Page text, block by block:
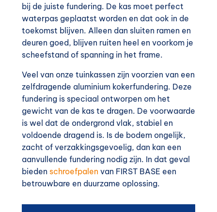
bij de juiste fundering. De kas moet perfect
waterpas geplaatst worden en dat ook in de
toekomst blijven. Alleen dan sluiten ramen en
deuren goed, blijven ruiten heel en voorkom je
scheefstand of spanning in het frame.
Veel van onze tuinkassen zijn voorzien van een
zelfdragende aluminium kokerfundering. Deze
fundering is speciaal ontworpen om het
gewicht van de kas te dragen. De voorwaarde
is wel dat de ondergrond vlak, stabiel en
voldoende dragend is. Is de bodem ongelijk,
zacht of verzakkingsgevoelig, dan kan een
aanvullende fundering nodig zijn. In dat geval
bieden schroefpalen van FIRST BASE een
betrouwbare en duurzame oplossing.